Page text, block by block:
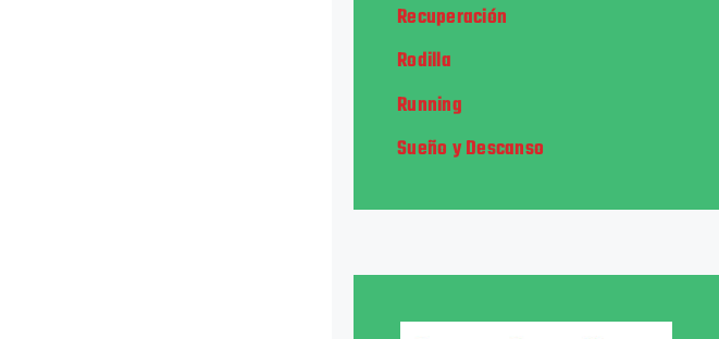
Recuperación
Rodilla
Running
Sueño y Descanso